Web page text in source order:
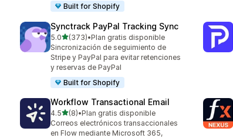
Built for Shopify
Synctrack PayPal Tracking Sync
5.0de 5 estrellas
(373)
373 reseñas en total
•Plan gratis disponible
Sincronización de seguimiento de
Stripe y PayPal para evitar retenciones
y reservas de PayPal
Built for Shopify
Workflow Transactional Email
4.5de 5 estrellas
(8)
8 reseñas en total
•Plan gratis disponible
Correos electrónicos transaccionales
en Flow mediante Microsoft 365,